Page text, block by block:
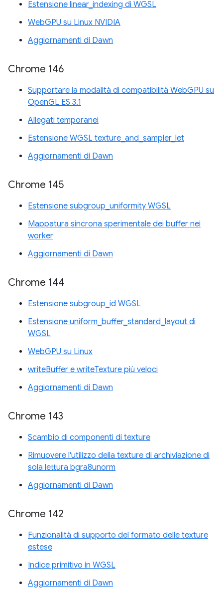
Estensione linear_indexing di WGSL
WebGPU su Linux NVIDIA
Aggiornamenti di Dawn
Chrome 146
Supportare la modalità di compatibilità WebGPU su
OpenGL ES 3.1
Allegati temporanei
Estensione WGSL texture_and_sampler_let
Aggiornamenti di Dawn
Chrome 145
Estensione subgroup_uniformity WGSL
Mappatura sincrona sperimentale dei buffer nei
worker
Aggiornamenti di Dawn
Chrome 144
Estensione subgroup_id WGSL
Estensione uniform_buffer_standard_layout di
WGSL
WebGPU su Linux
writeBuffer e writeTexture più veloci
Aggiornamenti di Dawn
Chrome 143
Scambio di componenti di texture
Rimuovere l'utilizzo della texture di archiviazione di
sola lettura bgra8unorm
Aggiornamenti di Dawn
Chrome 142
Funzionalità di supporto del formato delle texture
estese
Indice primitivo in WGSL
Aggiornamenti di Dawn